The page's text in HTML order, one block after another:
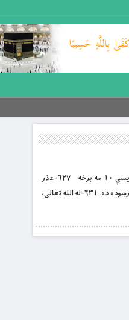
بِسْمِ اللَّهِ الرَّحْمَنِ الرَّحِيمِ غررالحکم د باب العلم؛ علي کرم الله وجهه د لنډغونډلو او زرینو ویناوو پوهنغونډ پرله پسې ۱۰ مه برخه ۶۲۷-عذر
غوښتنه، ګواښګرندې ناصح ده. ۶۲۸-(د الله تعالی) اطاعت، ګټوره سوداګري ده. ۶۲۹-حق، غوره لار ده. ۶۳۰-پوهه، ښه لارښوده ده. ۶۳۱-له الله تعالی،